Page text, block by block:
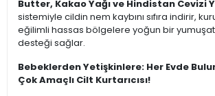
Butter, Kakao Yağı ve Hindistan Cevizi
sistemiyle cildin nem kaybını sıfıra indirir,
eğilimli hassas bölgelere yoğun bir
desteği sağlar.
Bebeklerden Yetişkinlere: Her Evde
Çok Amaçlı Cilt Kurtarıcısı!